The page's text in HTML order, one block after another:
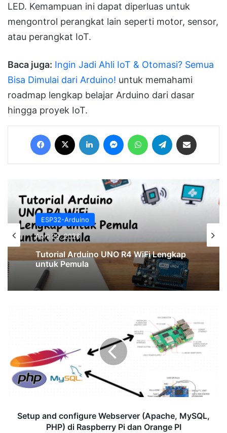
LED. Kemampuan ini dapat diperluas untuk
mengontrol perangkat lain seperti motor, sensor,
atau perangkat IoT.
Baca juga: Ingin Jadi Ahli IoT & Otomasi? Semua
Bisa Dimulai dari Arduino! untuk memahami
roadmap lengkap belajar Arduino dari dasar
hingga proyek IoT.
Facebook LinkedIn MessengerWhatsAppTelegram
ESP32-Arduino
ESP32-Arduino
February 25, 2026
KOMUNIKASI I²C MENGGUNAKAN 2
ARDUINO UNO
(Apache,
MySQL,
PHP)
danSetup and configure Webserver (Apache, MySQL,
PHP) di Raspberry Pi dan Orange PI